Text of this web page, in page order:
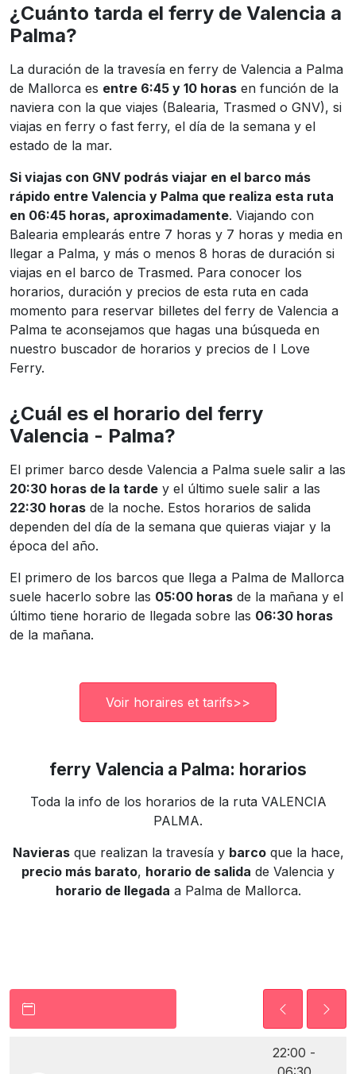
¿Cuánto tarda el ferry de Valencia a
Palma?
La duración de la travesía en ferry de Valencia a Palma
de Mallorca es entre 6:45 y 10 horas en función de la
naviera con la que viajes (Balearia, Trasmed o GNV), si
viajas en ferry o fast ferry, el día de la semana y el
estado de la mar.
Si viajas con GNV podrás viajar en el barco más
rápido entre Valencia y Palma que realiza esta ruta
en 06:45 horas, aproximadamente. Viajando con
Balearia emplearás entre 7 horas y 7 horas y media en
llegar a Palma, y más o menos 8 horas de duración si
viajas en el barco de Trasmed. Para conocer los
horarios, duración y precios de esta ruta en cada
momento para reservar billetes del ferry de Valencia a
Palma te aconsejamos que hagas una búsqueda en
nuestro buscador de horarios y precios de I Love
Ferry.
¿Cuál es el horario del ferry
Valencia - Palma?
El primer barco desde Valencia a Palma suele salir a las
20:30 horas de la tarde y el último suele salir a las
22:30 horas de la noche. Estos horarios de salida
dependen del día de la semana que quieras viajar y la
época del año.
El primero de los barcos que llega a Palma de Mallorca
suele hacerlo sobre las 05:00 horas de la mañana y el
último tiene horario de llegada sobre las 06:30 horas
de la mañana.
Voir horaires et tarifs>>
ferry Valencia a Palma: horarios
Toda la info de los horarios de la ruta VALENCIA
PALMA.
Navierasque realizan la travesía y barcoque la hace,
precio más barato, horario de salida de Valencia y
horario de llegada a Palma de Mallorca.
22:00 -